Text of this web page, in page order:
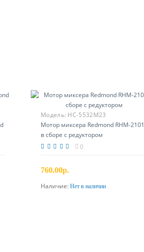
Модель: HC-5532M23
Мотор миксера Redmond RHM-2101
в сборе с редуктором
0
760.00р.
Предзаказ
Наличие: Нет в наличии